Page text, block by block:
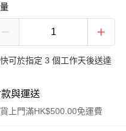
可於指定 3 個工作天後送達
與運送
上門滿HK$500.00免運費